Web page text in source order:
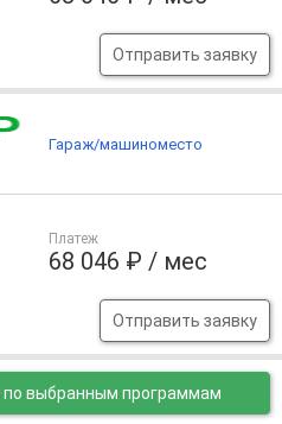
Отправить заявку
Платеж
68 046 ₽ / мес
Отправить заявку
Гараж/машиноместо
по выбранным программам